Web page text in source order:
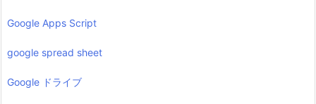
Google Apps Script
google spread sheet
Google ドライブ